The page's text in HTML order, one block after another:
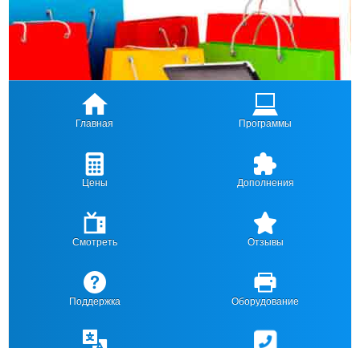
Главная Программы
Цены Дополнения
Смотреть Отзывы
Поддержка Оборудование